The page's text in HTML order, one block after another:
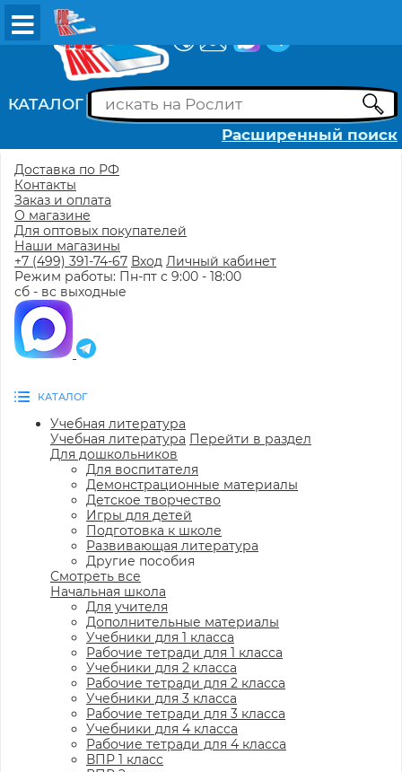
КАТАЛОГ
Расширенный поиск
Доставка по РФ
Контакты
Заказ и оплата
О магазине
Для оптовых покупателей
Наши магазины
+7 (499) 391-74-67 Вход Личный кабинет
Режим работы: Пн-пт с 9:00 - 18:00
сб - вс выходные
КАТАЛОГ
Учебная литература
Учебная литература Перейти в раздел
Для дошкольников
Для воспитателя
Демонстрационные материалы
Детское творчество
Игры для детей
Подготовка к школе
Развивающая литература
Другие пособия
Смотреть все
Начальная школа
Для учителя
Дополнительные материалы
Учебники для 1 класса
Рабочие тетради для 1 класса
Учебники для 2 класса
Рабочие тетради для 2 класса
Учебники для 3 класса
Рабочие тетради для 3 класса
Учебники для 4 класса
Рабочие тетради для 4 класса
ВПР 1 класс